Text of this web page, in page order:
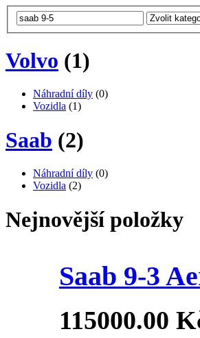
Volvo (1)
Náhradní díly (0)
Vozidla (1)
Saab (2)
Náhradní díly (0)
Vozidla (2)
Nejnovější položky
Saab 9-3
115000.00